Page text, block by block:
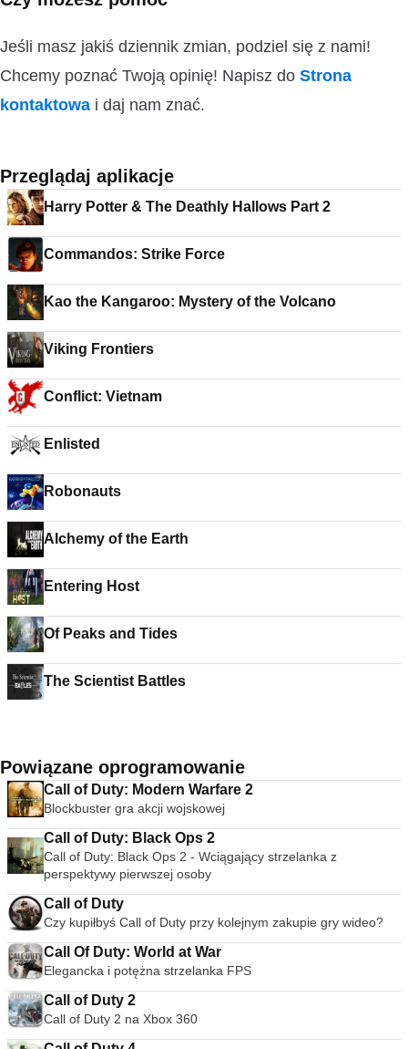
Jeśli masz jakiś dziennik zmian, podziel się z nami!
Chcemy poznać Twoją opinię! Napisz do Strona
kontaktowa i daj nam znać.
Przeglądaj aplikacje
Harry Potter & The Deathly Hallows Part 2
Commandos: Strike Force
Kao the Kangaroo: Mystery of the Volcano
Viking Frontiers
Conflict: Vietnam
Enlisted
Robonauts
Alchemy of the Earth
Entering Host
Of Peaks and Tides
The Scientist Battles
Powiązane oprogramowanie
Call of Duty: Modern Warfare 2
Blockbuster gra akcji wojskowej
Call of Duty: Black Ops 2
Call of Duty: Black Ops 2 - Wciągający strzelanka z
perspektywy pierwszej osoby
Call of Duty
Czy kupiłbyś Call of Duty przy kolejnym zakupie gry wideo?
Call Of Duty: World at War
Elegancka i potężna strzelanka FPS
Call of Duty 2
Call of Duty 2 na Xbox 360